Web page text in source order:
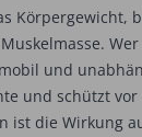
Körpergewicht,
und
und schützt vor
ist die Wirkung